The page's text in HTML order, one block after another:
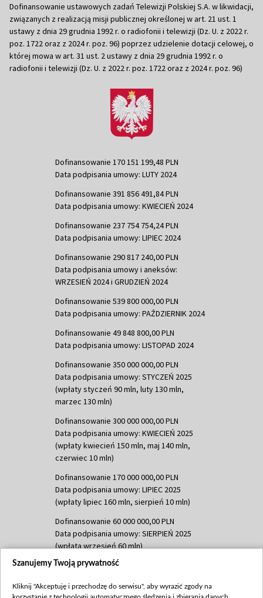
Dofinansowanie ustawowych zadań Telewizji Polskiej S.A. w likwidacji,
związanych z realizacją misji publicznej określonej w art. 21 ust. 1
ustawy z dnia 29 grudnia 1992 r. o radiofonii i telewizji (Dz. U. z 2022 r.
poz. 1722 oraz z 2024 r. poz. 96) poprzez udzielenie dotacji celowej, o
której mowa w art. 31 ust. 2 ustawy z dnia 29 grudnia 1992 r. o
radiofonii i telewizji (Dz. U. z 2022 r. poz. 1722 oraz z 2024 r. poz. 96)
Dofinansowanie 170 151 199,48 PLN
Data podpisania umowy: LUTY 2024
Dofinansowanie 391 856 491,84 PLN
Data podpisania umowy: KWIECIEŃ 2024
Dofinansowanie 237 754 754,24 PLN
Data podpisania umowy: LIPIEC 2024
Dofinansowanie 290 817 240,00 PLN
Data podpisania umowy i aneksów:
WRZESIEŃ 2024 i GRUDZIEŃ 2024
Dofinansowanie 539 800 000,00 PLN
Data podpisania umowy: PAŹDZIERNIK 2024
Dofinansowanie 49 848 800,00 PLN
Data podpisania umowy: LISTOPAD 2024
Dofinansowanie 350 000 000,00 PLN
Data podpisania umowy: STYCZEŃ 2025
(wpłaty styczeń 90 mln, luty 130 mln,
marzec 130 mln)
Dofinansowanie 300 000 000,00 PLN
Data podpisania umowy: KWIECIEŃ 2025
(wpłaty kwiecień 150 mln, maj 140 mln,
czerwiec 10 mln)
Dofinansowanie 170 000 000,00 PLN
Data podpisania umowy: LIPIEC 2025
(wpłaty lipiec 160 mln, sierpień 10 mln)
Dofinansowanie 60 000 000,00 PLN
Data podpisania umowy: SIERPIEŃ 2025
(wpłata wrzesień 60 mln)
Dofinansowanie 635 783 051,21 PLN
(wpłata wrzesień 100 mln, październik 350
Szanujemy Twoją prywatność
Kliknij "Akceptuję i przechodzę do serwisu", aby wyrazić zgody na